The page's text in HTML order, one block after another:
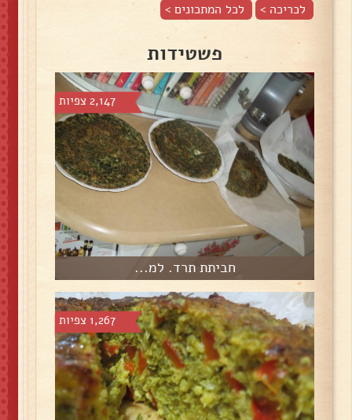
לכריכה > לכל המתכונים >
פשטידות
2,147 צפיות
חביתת תרד. למ...
1,267 צפיות